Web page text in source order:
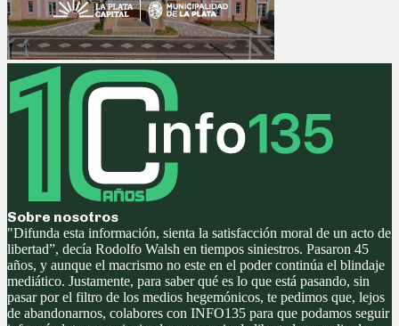
Sobre nosotros
"Difunda esta información, sienta la satisfacción moral de un acto de
libertad”, decía Rodolfo Walsh en tiempos siniestros. Pasaron 45
años, y aunque el macrismo no este en el poder continúa el blindaje
mediático. Justamente, para saber qué es lo que está pasando, sin
pasar por el filtro de los medios hegemónicos, te pedimos que, lejos
de abandonarnos, colabores con INFO135 para que podamos seguir